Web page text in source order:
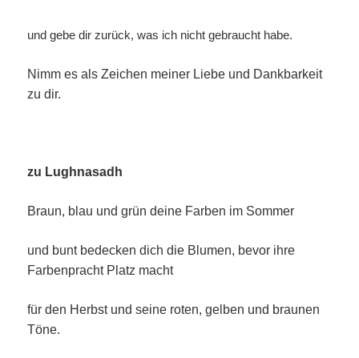
und gebe dir zurück, was ich nicht gebraucht habe.
Nimm es als Zeichen meiner Liebe und Dankbarkeit
zu dir.
zu Lughnasadh
Braun, blau und grün deine Farben im Sommer
und bunt bedecken dich die Blumen, bevor ihre
Farbenpracht Platz macht
für den Herbst und seine roten, gelben und braunen
Töne.